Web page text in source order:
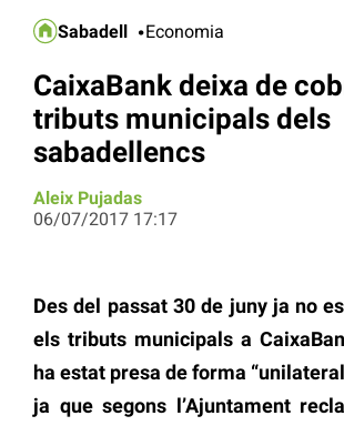
Sabadell Economia
CaixaBank deixa de
tributs municipals dels
sabadellencs
Aleix Pujadas
06/07/2017 17:17
Des del passat 30 de juny ja no
els tributs municipals a
ha estat presa de forma
ja que segons l’Ajuntament